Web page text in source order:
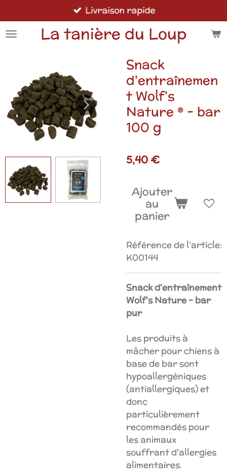
au
contenu
La tanière du Loup
Livraison rapide
Snack
d'entraînemen
t Wolf's
Nature ® - bar
100 g
5,40 €
Ajouter
au
panier
Référence de l'article:
K00144
Snack d'entraînement
Wolf's Nature - bar
pur
Les produits à
mâcher pour chiens à
base de bar sont
hypoallergéniques
(antiallergiques) et
donc
particulièrement
recommandés pour
les animaux
souffrant d'allergies
alimentaires.